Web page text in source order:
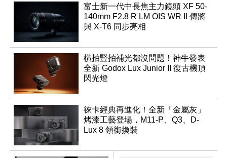
富士新一代中長焦主力鏡頭 XF 50-
140mm F2.8 R LM OIS WR II 傳將
與 X-T6 同步亮相
橫拍豎拍補光都沒問題！神牛發表
全新 Godox Lux Junior II 復古機頂
閃光燈
徠卡經典再進化！全新「金屬灰」
烤漆工藝登場，M11-P、Q3、D-
Lux 8 領銜換裝